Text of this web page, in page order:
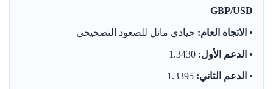
GBP/USD
• الاتجاه العام: حيادي مائل للصعود التصحيحي
• الدعم الأول:
• الدعم الثاني: